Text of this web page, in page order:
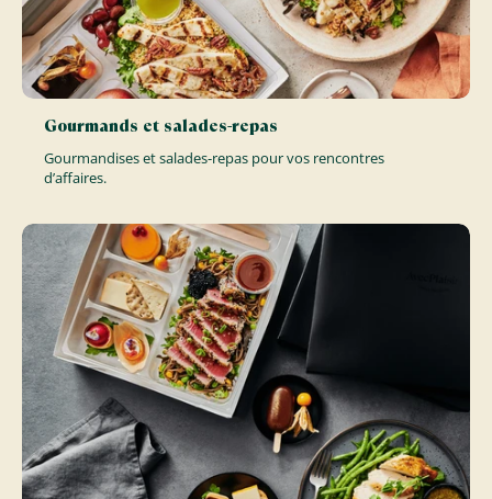
Gourmands et salades-repas
Gourmandises et salades-repas pour vos rencontres
d’affaires.